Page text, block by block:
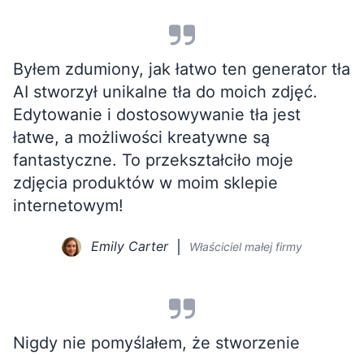
Byłem zdumiony, jak łatwo ten generator tła
AI stworzył unikalne tła do moich zdjęć.
Edytowanie i dostosowywanie tła jest
łatwe, a możliwości kreatywne są
fantastyczne. To przekształciło moje
zdjęcia produktów w moim sklepie
internetowym!
Emily Carter Właściciel małej firmy
Nigdy nie pomyślałem, że stworzenie